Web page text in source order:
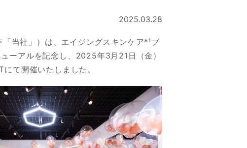
2025.03.28
当社」）は、エイジングスキンケア*¹ブ
ーアルを記念し、2025年3月21日（金）
て開催いたしました。